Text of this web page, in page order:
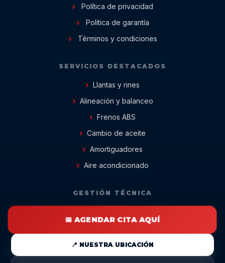
Política de privacidad
Política de garantía
Términos y condiciones
SERVICIOS DESTACADOS
Llantas y rines
Alineación y balanceo
Frenos ABS
Cambio de aceite
Amortiguadores
Aire acondicionado
GESTIÓN TÉCNICA
📅 AGENDAR CITA AQUÍ
📍 NUESTRA UBICACIÓN